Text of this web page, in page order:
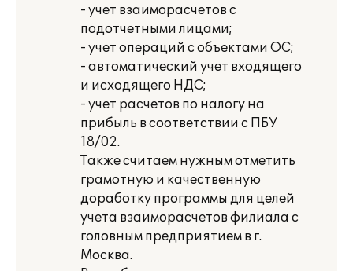
- учет взаиморасчетов с
подотчетными лицами;
- учет операций с объектами ОС;
- автоматический учет входящего
и исходящего НДС;
- учет расчетов по налогу на
прибыль в соответствии с ПБУ
18/02.
Также считаем нужным отметить
грамотную и качественную
доработку программы для целей
учета взаиморасчетов филиала с
головным предприятием в г.
Москва.